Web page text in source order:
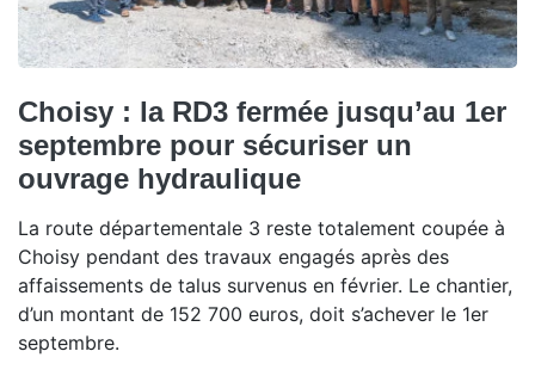
Choisy : la RD3 fermée jusqu’au 1er
septembre pour sécuriser un
ouvrage hydraulique
La route départementale 3 reste totalement coupée à
Choisy pendant des travaux engagés après des
affaissements de talus survenus en février. Le chantier,
d’un montant de 152 700 euros, doit s’achever le 1er
septembre.